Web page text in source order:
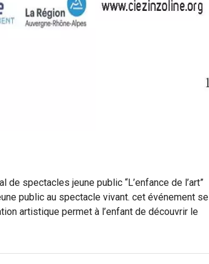
spectacles jeune public “L’enfance de l’art”
public au spectacle vivant. cet événement se
artistique permet à l’enfant de découvrir le